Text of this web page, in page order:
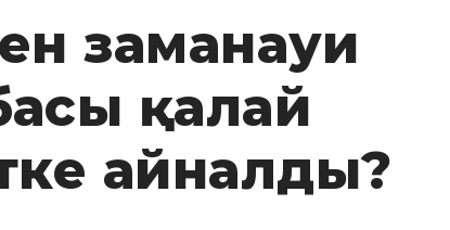
заманауи
қалай
айналды?